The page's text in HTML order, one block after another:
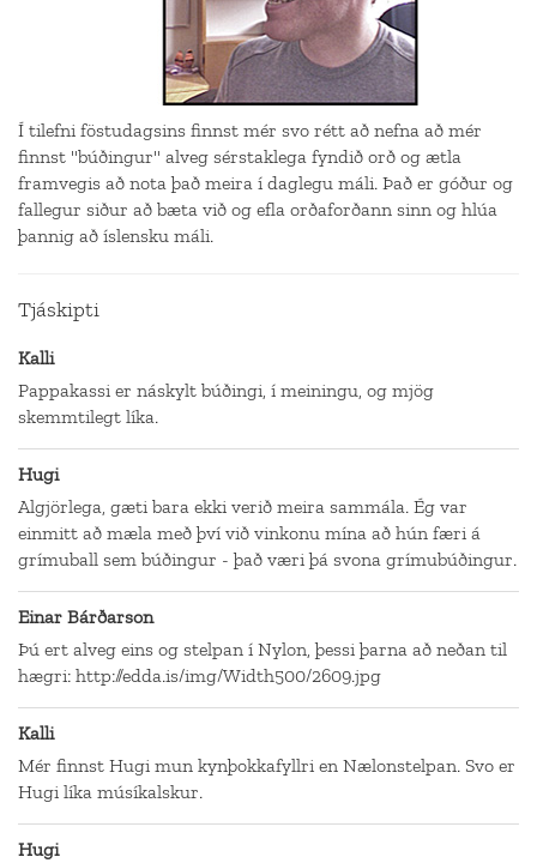
Í tilefni föstudagsins finnst mér svo rétt að nefna að mér
finnst "búðingur" alveg sérstaklega fyndið orð og ætla
framvegis að nota það meira í daglegu máli. Það er góður og
fallegur siður að bæta við og efla orðaforðann sinn og hlúa
þannig að íslensku máli.
Tjáskipti
Kalli
Pappakassi er náskylt búðingi, í meiningu, og mjög
skemmtilegt líka.
Hugi
Algjörlega, gæti bara ekki verið meira sammála. Ég var
einmitt að mæla með því við vinkonu mína að hún færi á
grímuball sem búðingur - það væri þá svona grímubúðingur.
Einar Bárðarson
Þú ert alveg eins og stelpan í Nylon, þessi þarna að neðan til
hægri: http://edda.is/img/Width500/2609.jpg
Kalli
Mér finnst Hugi mun kynþokkafyllri en Nælonstelpan. Svo er
Hugi líka músíkalskur.
Hugi